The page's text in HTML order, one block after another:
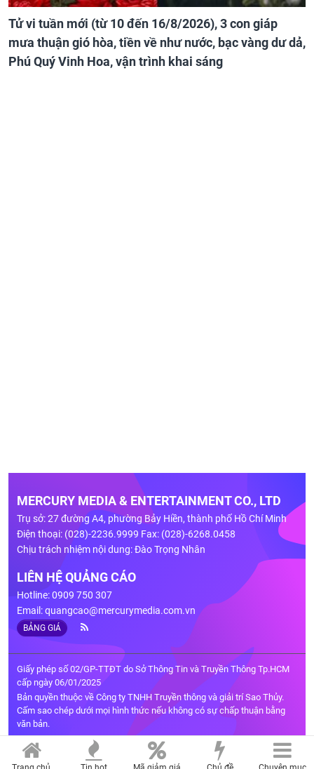
Tử vi tuần mới (từ 10 đến 16/8/2026), 3 con giáp
mưa thuận gió hòa, tiền về như nước, bạc vàng dư dả,
Phú Quý Vinh Hoa, vận trình khai sáng
MERCURY MEDIA & ENTERTAINMENT CO., LTD
Trụ sở: 27 đường A4, phường Bảy Hiền, thành phố Hồ Chí Minh
Điện thoại: (028)-2236.9999 Fax: (028)-6268.0458
Chịu trách nhiệm nội dung: Đào Trọng Nhân
LIÊN HỆ QUẢNG CÁO
Hotline: 0909 750 307
Email:quangcao@mercurymedia.com.vn
BẢNG GIÁ
Giấy phép số 02/GP-TTĐT do Sở Thông Tin và Truyền Thông Tp.HCM
cấp ngày 06/01/2025
Bản quyền thuộc về Công ty TNHH Truyền thông và giải trí Sao Thủy.
Cấm sao chép dưới mọi hình thức nếu không có sự chấp thuận bằng
văn bản.